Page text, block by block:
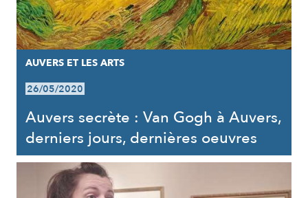
AUVERS ET LES ARTS
26/05/2020
Auvers secrète : Van Gogh à Auvers,
derniers jours, dernières oeuvres